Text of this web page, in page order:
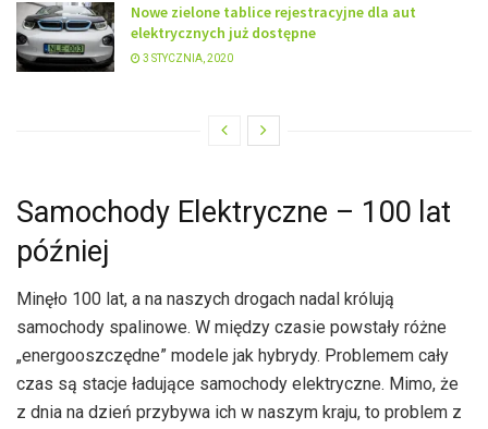
Nowe zielone tablice rejestracyjne dla aut
elektrycznych już dostępne
3 STYCZNIA, 2020
Samochody Elektryczne – 100 lat
później
Minęło 100 lat, a na naszych drogach nadal królują
samochody spalinowe. W między czasie powstały różne
„energooszczędne” modele jak hybrydy. Problemem cały
czas są stacje ładujące samochody elektryczne. Mimo, że
z dnia na dzień przybywa ich w naszym kraju, to problem z